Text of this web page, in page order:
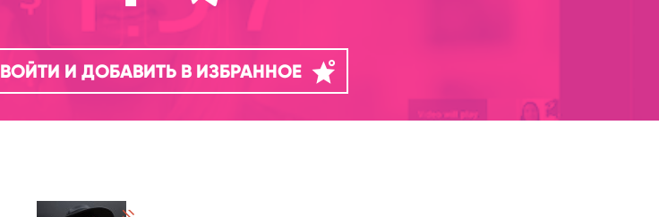
ВОЙТИ И ДОБАВИТЬ В ИЗБРАННОЕ